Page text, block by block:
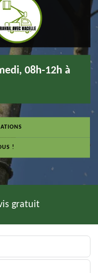
08h-12h à
!
gratuit